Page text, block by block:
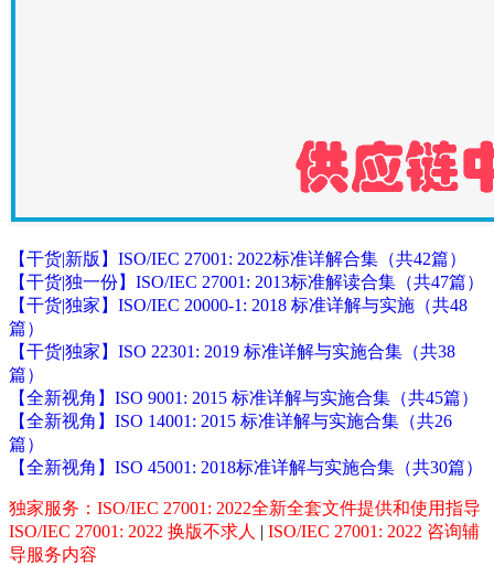
【干货|新版】ISO/IEC 27001: 2022标准详解合集（共42篇）
【干货|独一份】ISO/IEC 27001: 2013标准解读合集（共47篇）
【干货|独家】ISO/IEC 20000-1: 2018 标准详解与实施（共48
篇）
【干货|独家】ISO 22301: 2019 标准详解与实施合集（共38
篇）
【全新视角】ISO 9001: 2015 标准详解与实施合集（共45篇）
【全新视角】ISO 14001: 2015 标准详解与实施合集（共26
篇）
【全新视角】ISO 45001: 2018标准详解与实施合集（共30篇）
独家服务：ISO/IEC 27001: 2022全新全套文件提供和使用指导
ISO/IEC 27001: 2022 换版不求人 | ISO/IEC 27001: 2022 咨询辅
导服务内容